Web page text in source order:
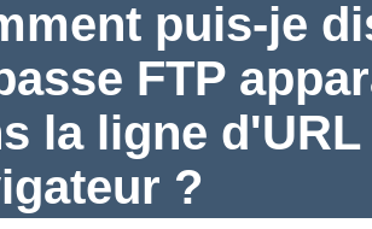
puis-je
FTP
la ligne
?